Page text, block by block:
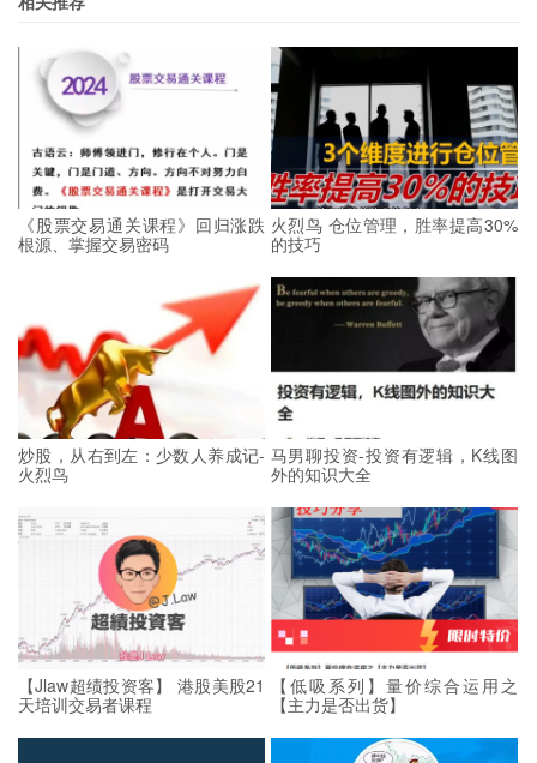
《股票交易通关课程》回归涨跌
根源、掌握交易密码
火烈鸟 仓位管理，胜率提高30%
的技巧
炒股，从右到左：少数人养成记-
火烈鸟
马男聊投资-投资有逻辑，K线图
外的知识大全
【Jlaw超绩投资客】 港股美股21
天培训交易者课程
【低吸系列】量价综合运用之
【主力是否出货】